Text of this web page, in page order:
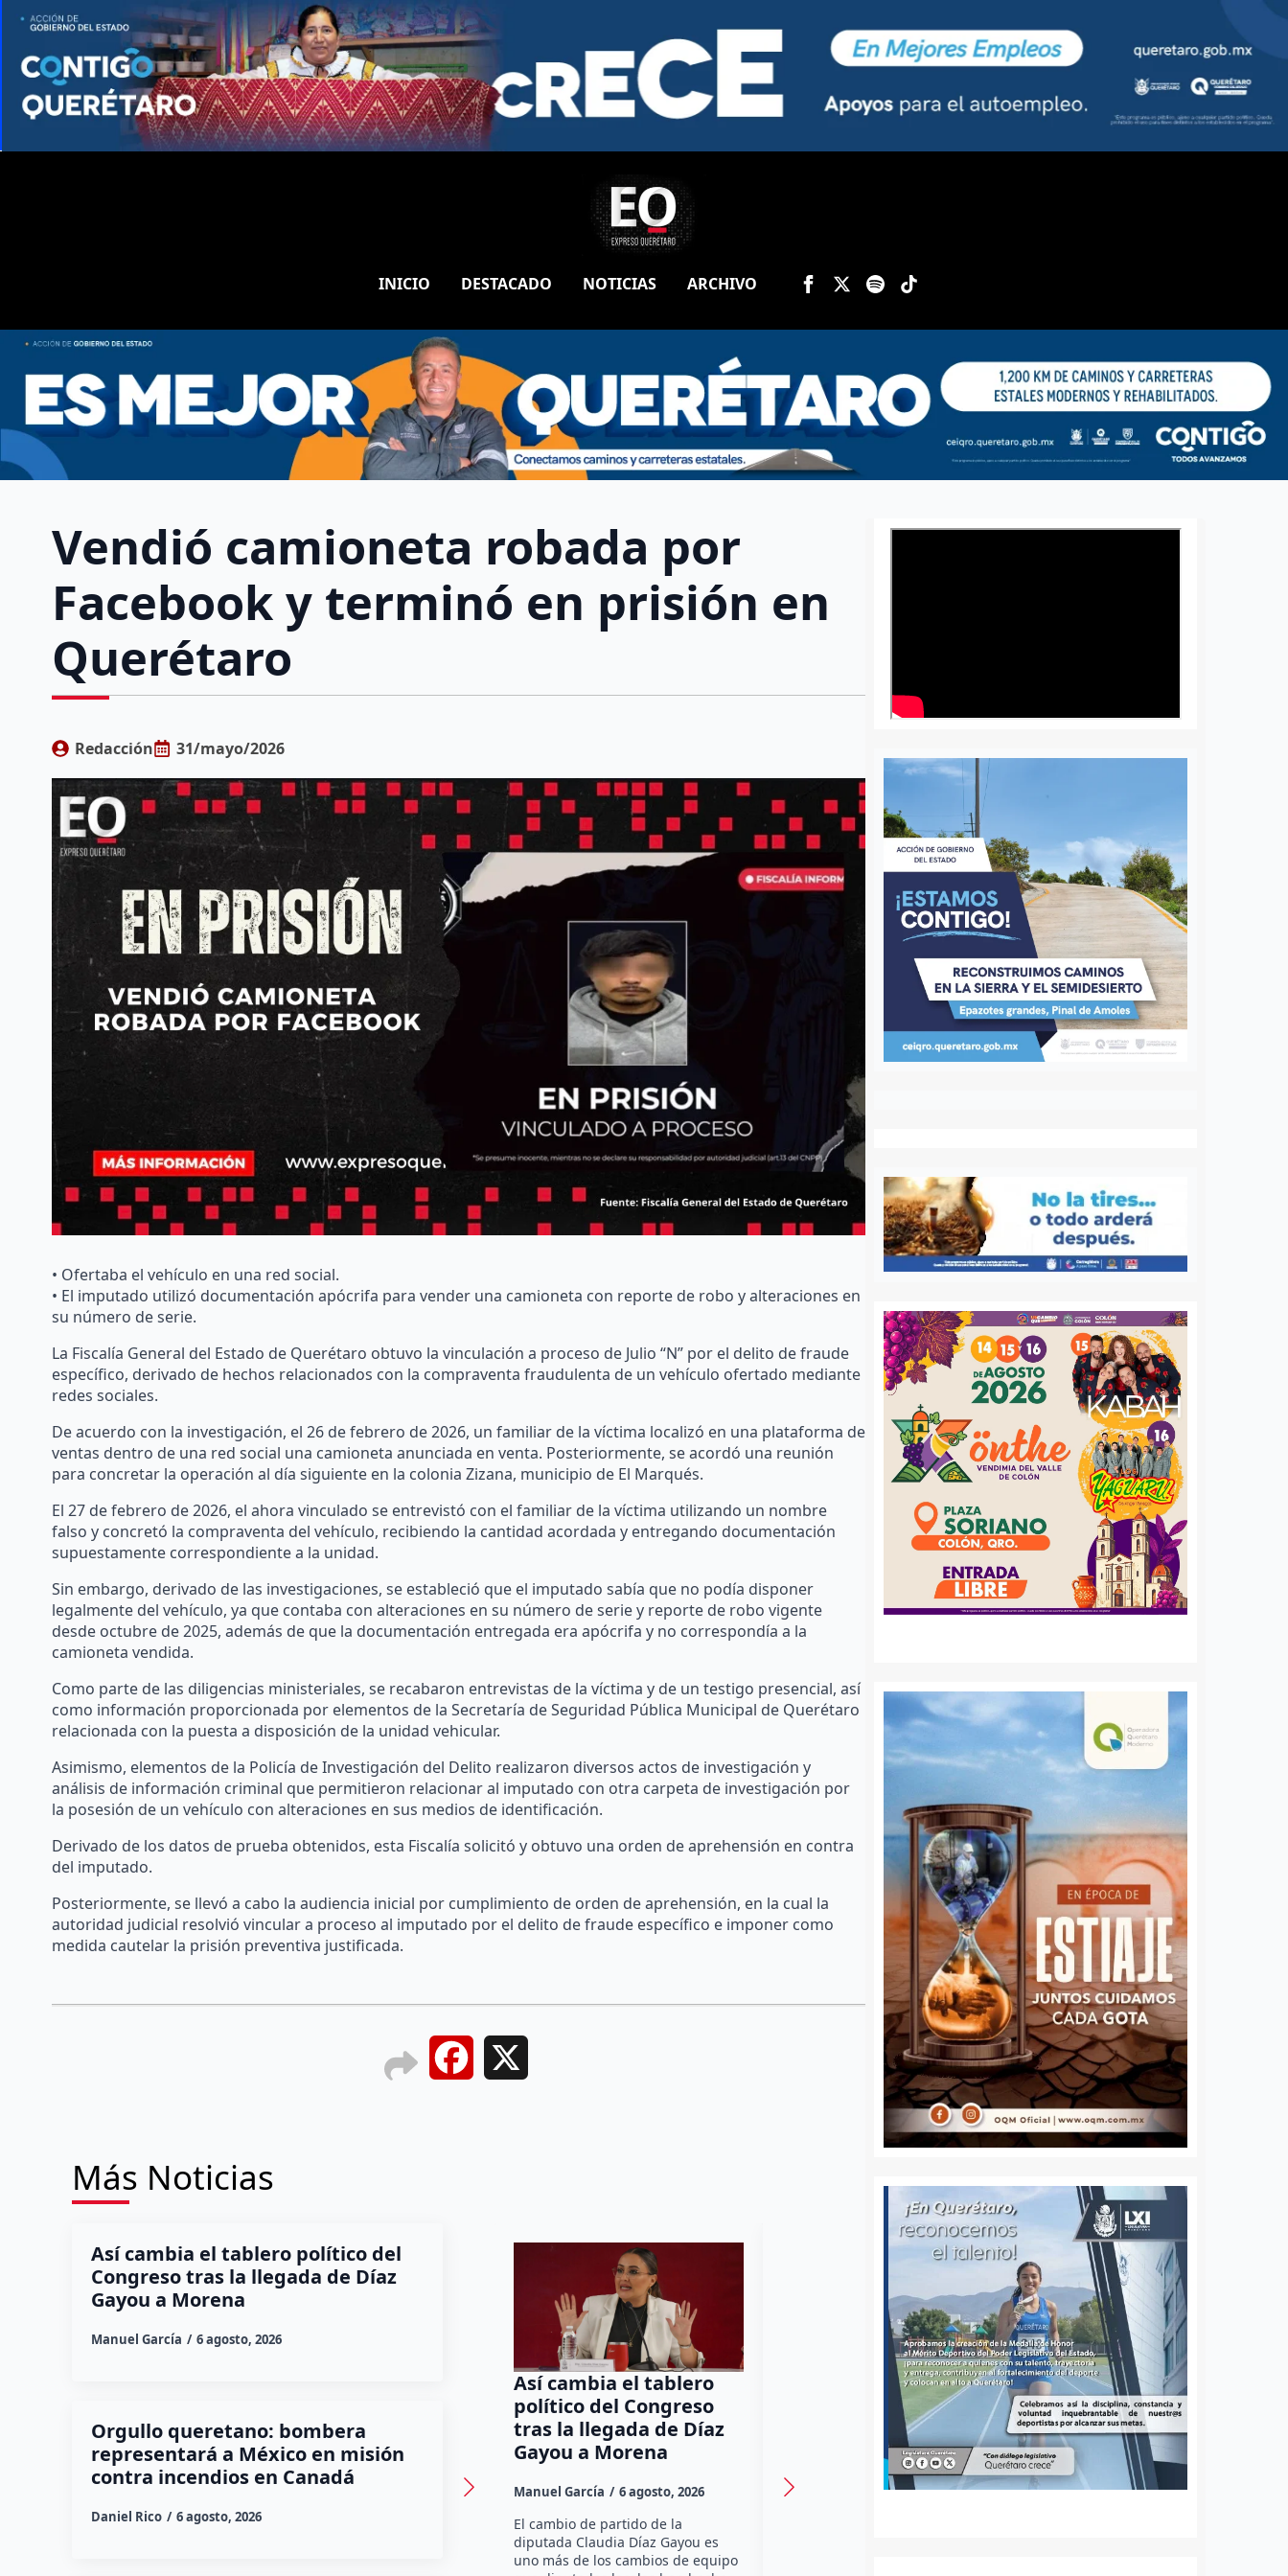
INICIO DESTACADO NOTICIAS ARCHIVO
Vendió camioneta robada por
Facebook y terminó en prisión en
Querétaro
Redacción 31/mayo/2026
• Ofertaba el vehículo en una red social.
• El imputado utilizó documentación apócrifa para vender una camioneta con reporte de robo y alteraciones en
su número de serie.
La Fiscalía General del Estado de Querétaro obtuvo la vinculación a proceso de Julio “N” por el delito de fraude
específico, derivado de hechos relacionados con la compraventa fraudulenta de un vehículo ofertado mediante
redes sociales.
De acuerdo con la investigación, el 26 de febrero de 2026, un familiar de la víctima localizó en una plataforma de
ventas dentro de una red social una camioneta anunciada en venta. Posteriormente, se acordó una reunión
para concretar la operación al día siguiente en la colonia Zizana, municipio de El Marqués.
El 27 de febrero de 2026, el ahora vinculado se entrevistó con el familiar de la víctima utilizando un nombre
falso y concretó la compraventa del vehículo, recibiendo la cantidad acordada y entregando documentación
supuestamente correspondiente a la unidad.
Sin embargo, derivado de las investigaciones, se estableció que el imputado sabía que no podía disponer
legalmente del vehículo, ya que contaba con alteraciones en su número de serie y reporte de robo vigente
desde octubre de 2025, además de que la documentación entregada era apócrifa y no correspondía a la
camioneta vendida.
Como parte de las diligencias ministeriales, se recabaron entrevistas de la víctima y de un testigo presencial, así
como información proporcionada por elementos de la Secretaría de Seguridad Pública Municipal de Querétaro
relacionada con la puesta a disposición de la unidad vehicular.
Asimismo, elementos de la Policía de Investigación del Delito realizaron diversos actos de investigación y
análisis de información criminal que permitieron relacionar al imputado con otra carpeta de investigación por
la posesión de un vehículo con alteraciones en sus medios de identificación.
Derivado de los datos de prueba obtenidos, esta Fiscalía solicitó y obtuvo una orden de aprehensión en contra
del imputado.
Posteriormente, se llevó a cabo la audiencia inicial por cumplimiento de orden de aprehensión, en la cual la
autoridad judicial resolvió vincular a proceso al imputado por el delito de fraude específico e imponer como
medida cautelar la prisión preventiva justificada.
Facebook
Más Noticias
Así cambia el tablero político del
Congreso tras la llegada de Díaz
Gayou a Morena
Manuel García 6 agosto, 2026
Orgullo queretano: bombera
representará a México en misión
contra incendios en Canadá
Daniel Rico 6 agosto, 2026
Así cambia el tablero
político del Congreso
tras la llegada de Díaz
Gayou a Morena
Manuel García 6 agosto, 2026
El cambio de partido de la
diputada Claudia Díaz Gayou es
uno más de los cambios de equipo
Orgullo queretano:
bombera representará
a México en misión
contra incendios en
Canadá
Buscará Fiscalía de
Querétaro mantener en
prisión preventiva a
neurocirujano acusado
de agresión sexual